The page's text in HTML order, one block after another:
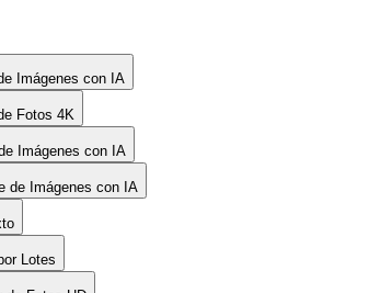
Imágenes con IA
Fotos 4K
Imágenes con IA
de Imágenes con IA
Lotes